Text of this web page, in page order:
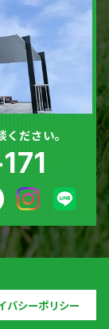
ださい。
バシーポリシー